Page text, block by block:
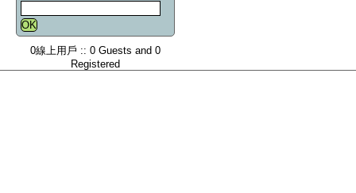
0線上用戶 :: 0 Guests and 0
Registered